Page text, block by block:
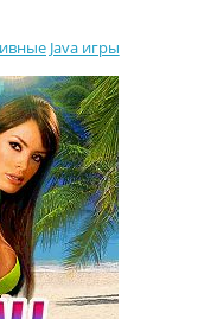
Java игры